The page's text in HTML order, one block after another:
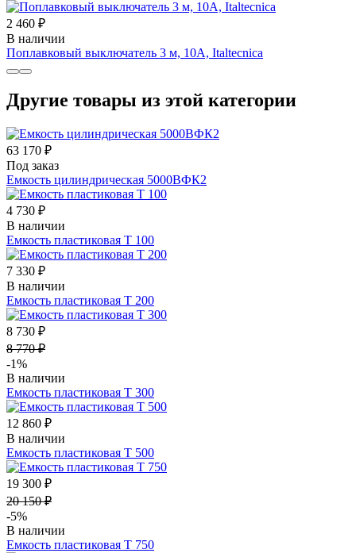
2 460 ₽
В наличии
Поплавковый выключатель 3 м, 10А, Italtecnica
Другие товары из этой категории
63 170 ₽
Под заказ
Емкость цилиндрическая 5000ВФК2
4 730 ₽
В наличии
Емкость пластиковая Т 100
7 330 ₽
В наличии
Емкость пластиковая Т 200
8 730 ₽
8 770 ₽
-1%
В наличии
Емкость пластиковая Т 300
12 860 ₽
В наличии
Емкость пластиковая Т 500
19 300 ₽
20 150 ₽
-5%
В наличии
Емкость пластиковая Т 750